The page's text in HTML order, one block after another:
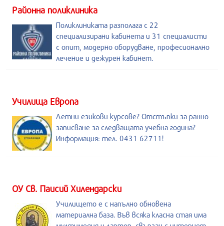
Районна поликлиника
Поликлиниката разполага с 22
специализирани кабинета и 31 специалисти
с опит, модерно оборудване, професионално
лечение и дежурен кабинет.
Училища Европа
Летни езикови курсове? Отстъпки за ранно
записване за следващата учебна година?
Информация: тел. 0431 62711!
ОУ Св. Паисий Хилендарски
Училището е с напълно обновена
материална база. Във всяка класна стая има